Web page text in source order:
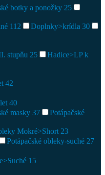
botky a ponožky 25
112 Doplnky>krídla 30
stupňu 25
Hadice>LP k
42
40
masky 37
Potápačské
Mokré>Short 23
Potápačské obleky-suché 27
15